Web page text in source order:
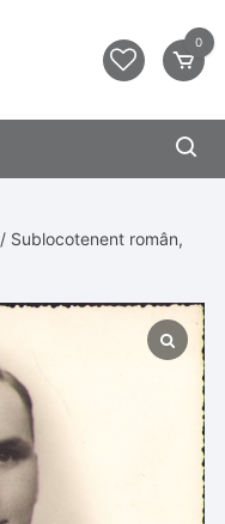
0
/ Sublocotenent român,